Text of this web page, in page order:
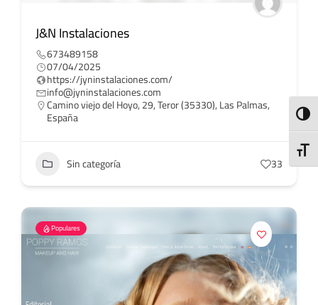
J&N Instalaciones
673489158
07/04/2025
https://jyninstalaciones.com/
info@jyninstalaciones.com
Camino viejo del Hoyo, 29, Teror (35330), Las Palmas,
España
Sin categoría 33
Populares